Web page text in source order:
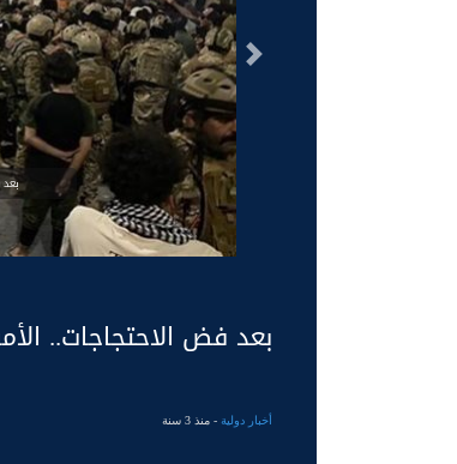
السابق
بعد فض الاحتجاجات..
أخبار دولية- منذ 3 سنة